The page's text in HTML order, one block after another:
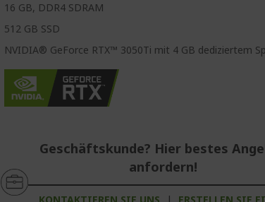
16 GB, DDR4 SDRAM
512 GB SSD
NVIDIA® GeForce RTX™ 3050Ti mit 4 GB dediziertem
Geschäftskunde? Hier bestes
anfordern!